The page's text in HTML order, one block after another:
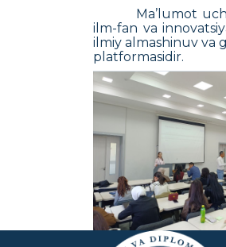
Ma’lumot
ilm-fan va
ilmiy almashinuv va
platformasidir.